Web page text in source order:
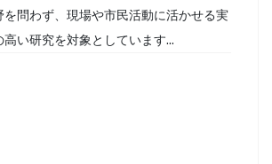
を問わず、現場や市民活動に活かせる実
い研究を対象としています...